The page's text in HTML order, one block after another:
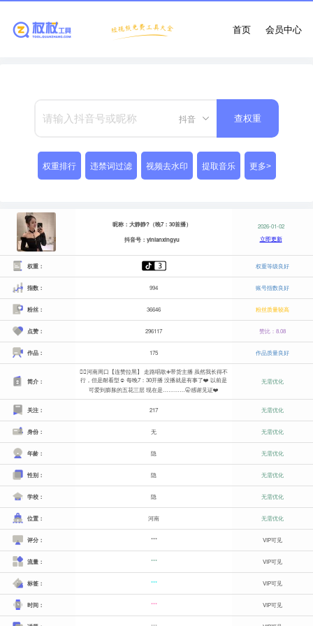
会员中心
首页
抖音 查权重
权重排行 违禁词过滤 视频去水印 提取音乐 更多>
昵称：大静静?（晚7：30首播）
抖音号：yinianxingyu
2026-01-02
立即更新
权重： 权重等级良好
指数： 994 账号指数良好
粉丝： 36646 粉丝质量较高
点赞： 296117 赞比：8.08
作品： 175 作品质量良好
简介：
🙋‍♀️河南周口【连赞拉黑】 走路唱歌➕带货主播 虽然我长得不
行，但是耐看型☺️ 每晚7：30开播 没播就是有事了❤️ 以前是
可爱到膨胀的五花三层 现在是…………🤫感谢见证❤️
无需优化
关注： 217 无需优化
身份： 无 无需优化
年龄： 隐 无需优化
性别： 隐 无需优化
学校： 隐 无需优化
位置： 河南 无需优化
评分： *** VIP可见
流量： *** VIP可见
标签： *** VIP可见
时间： *** VIP可见